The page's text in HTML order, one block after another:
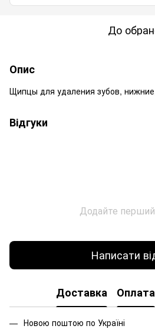
До
Опис
Щипцы для удаления зубов,
Відгуки
Додайте перший
Написати
Доставка Оплата
Новою поштою по Україні